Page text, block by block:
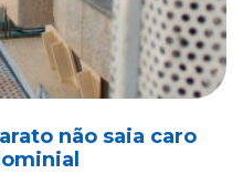
não saia caro